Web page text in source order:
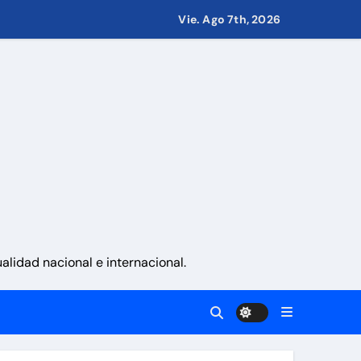
6 de agosto 2026
Vie. Ago 7th, 2026
nacional e internacional.